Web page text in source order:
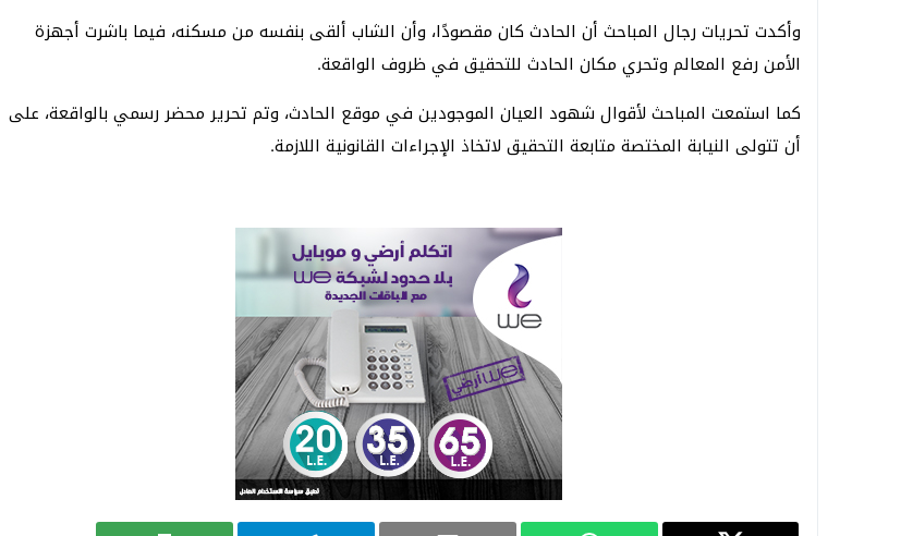
وأكدت تحريات رجال المباحث أن الحادث كان مقصودًا، وأن الشاب ألقى بنفسه من مسكنه، فيما باشرت أجهزة
الأمن رفع المعالم وتحري مكان الحادث للتحقيق في ظروف الواقعة.
كما استمعت المباحث لأقوال شهود العيان الموجودين في موقع الحادث، وتم تحرير محضر رسمي بالواقعة، على
أن تتولى النيابة المختصة متابعة التحقيق لاتخاذ الإجراءات القانونية اللازمة.